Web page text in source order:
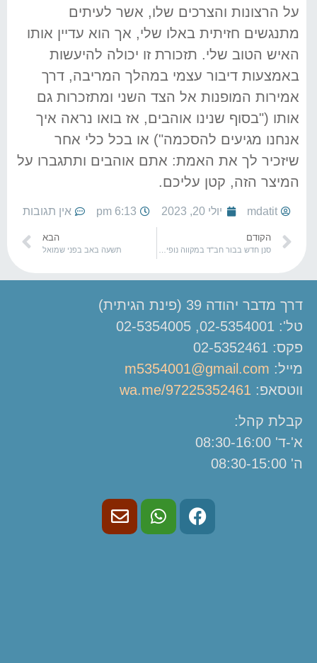
על הרצונות והצרכים שלו, אשר לעיתים
מתנגשים חזיתית באלו שלי, אך הוא עדיין אותו
האיש הטוב שלי. תזכורת זו יכולה להיעשות
באמצעות דיבור עצמי במהלך המריבה, דרך
אמירות המופנות אל הצד השני ומתזכרות גם
אותו ("בסוף שנינו אוהבים, אז בואו נראה איך
אנחנו מגיעים להסכמה") או בכל כלי אחר
שיזכיר לך את האמת: אתם אוהבים ותתגברו על
המיצר הזה, קטן עליכם.
mdatit יולי 20, 2023 6:13 pm אין תגובות
הקודם הבא
תשעה באב בפני שמואל
דרך מדבר יהודה 39 (פינת הגיתית)
טל': 02-5354001, 02-5354005
פקס: 02-5352461
מייל: m5354001@gmail.com
ווטסאפ: wa.me/97225352461
קבלת קהל:
א'-ד' 08:30-16:00
ה' 08:30-15:00